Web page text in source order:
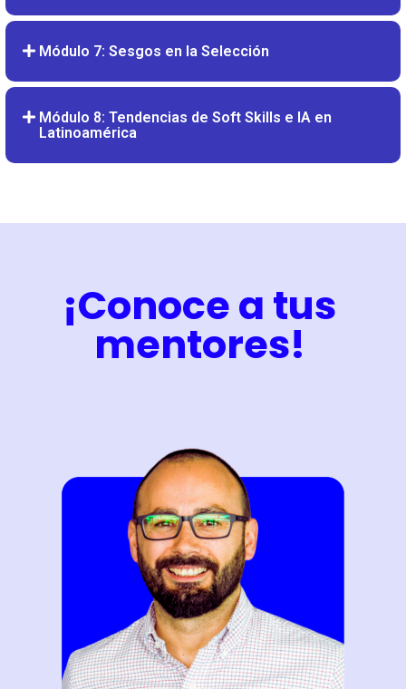
Módulo 7: Sesgos en la Selección
Módulo 8: Tendencias de Soft Skills e IA en
Latinoamérica
¡Conoce a tus
mentores!